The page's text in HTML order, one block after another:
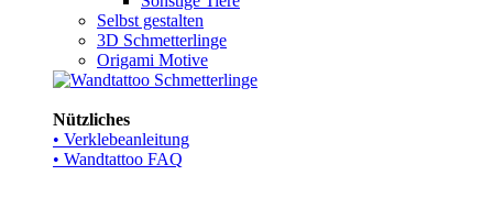
Selbst gestalten
3D Schmetterlinge
Origami Motive
Nützliches
• Verklebeanleitung
• Wandtattoo FAQ